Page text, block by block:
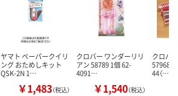
ヤマト ペーパークイリ
ング おためしキット
QSK-2N 1…
￥1,483（税込）
クロバー ワンダーリリ
アン 58789 1個 62-
4091…
￥1,540（税込）
クロバ
57968 1
44（…